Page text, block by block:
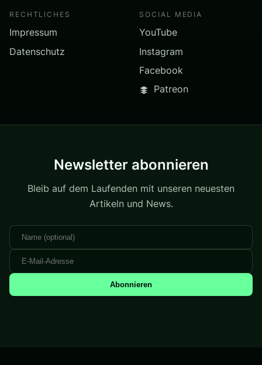
RECHTLICHES
Impressum
Datenschutz
SOCIAL MEDIA
YouTube
Instagram
Facebook
Patreon
Newsletter abonnieren
Bleib auf dem Laufenden mit unseren neuesten
Artikeln und News.
Abonnieren